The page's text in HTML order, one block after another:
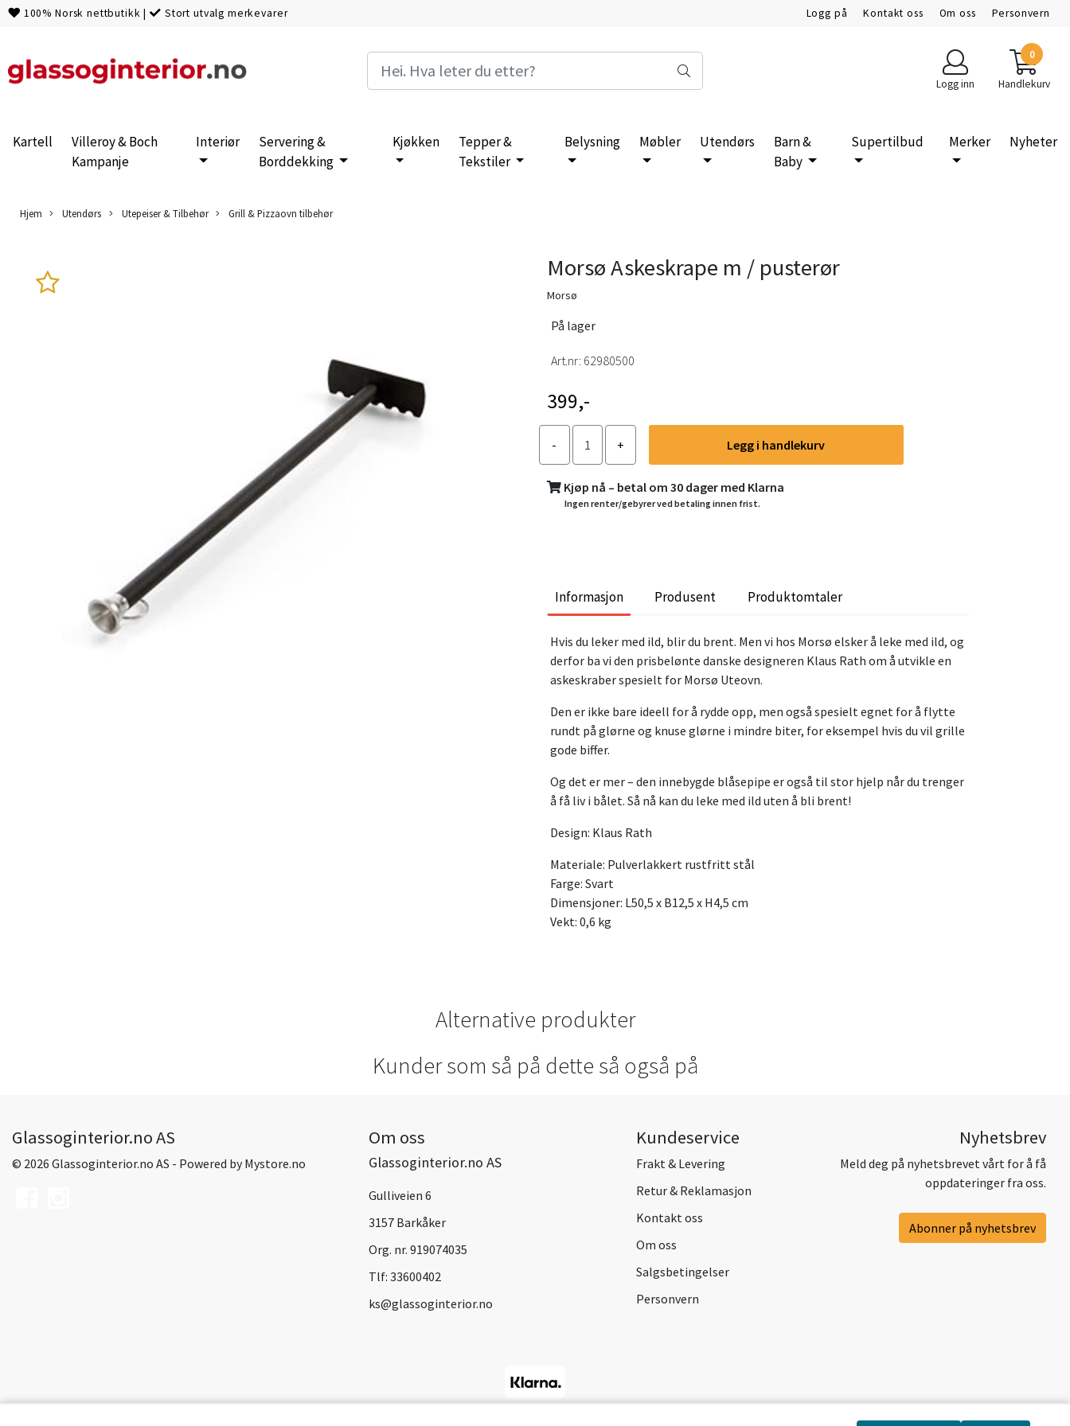
100% Norsk nettbutikk | Stort utvalg merkevarer Logg på Kontakt oss Om oss Personvern
Logg inn
0
Handlekurv
Kartell
Villeroy & Boch
Kampanje
Interiør
Servering &
Borddekking
Kjøkken
Tepper &
Tekstiler
Belysning Møbler Utendørs
Barn &
Baby
Supertilbud Merker Nyheter
Hjem Utendørs Utepeiser & Tilbehør Grill & Pizzaovn tilbehør
Morsø Askeskrape m / pusterør
Morsø
På lager
Art.nr: 62980500
399,-
Legg i handlekurv
Kjøp nå – betal om 30 dager med Klarna
Ingen renter/gebyrer ved betaling innen frist.
Informasjon Produsent Produktomtaler
Hvis du leker med ild, blir du brent. Men vi hos Morsø elsker å leke med ild, og
derfor ba vi den prisbelønte danske designeren Klaus Rath om å utvikle en
askeskraber spesielt for Morsø Uteovn.
Den er ikke bare ideell for å rydde opp, men også spesielt egnet for å flytte
rundt på glørne og knuse glørne i mindre biter, for eksempel hvis du vil grille
gode biffer.
Og det er mer – den innebygde blåsepipe er også til stor hjelp når du trenger
å få liv i bålet. Så nå kan du leke med ild uten å bli brent!
Design: Klaus Rath
Materiale: Pulverlakkert rustfritt stål
Farge: Svart
Dimensjoner: L50,5 x B12,5 x H4,5 cm
Vekt: 0,6 kg
Alternative produkter
Kunder som så på dette så også på
Glassoginterior.no AS
© 2026 Glassoginterior.no AS - Powered byMystore.no
Om oss
Glassoginterior.no AS
Gulliveien 6
3157 Barkåker
Org. nr. 919074035
Tlf: 33600402
ks@glassoginterior.no
Kundeservice
Frakt & Levering
Retur & Reklamasjon
Kontakt oss
Om oss
Salgsbetingelser
Personvern
Nyhetsbrev
Meld deg på nyhetsbrevet vårt for å få
oppdateringer fra oss.
Abonner på nyhetsbrev